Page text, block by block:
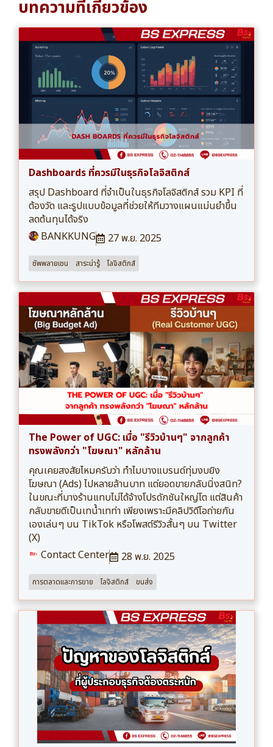
บทความที่เกี่ยวข้อง
Dashboards ที่ควรมีในธุรกิจโลจิสติกส์
สรุป Dashboard ที่จำเป็นในธุรกิจโลจิสติกส์ รวม KPI ที่
ต้องวัด และรูปแบบข้อมูลที่ช่วยให้ทีมวางแผนแม่นยำขึ้น
ลดต้นทุนได้จริง
BANKKUNG
27 พ.ย. 2025
ซัพพลายเชน สาระน่ารู้ โลจิสติกส์
The Power of UGC: เมื่อ "รีวิวบ้านๆ" จากลูกค้า
ทรงพลังกว่า "โฆษณา" หลักล้าน
คุณเคยสงสัยไหมครับว่า ทำไมบางแบรนด์ทุ่มงบยิง
โฆษณา (Ads) ไปหลายล้านบาท แต่ยอดขายกลับนิ่งสนิท?
ในขณะที่บางร้านแทบไม่ได้จ้างโปรดักชันใหญ่โต แต่สินค้า
กลับขายดีเป็นเทน้ำเทท่า เพียงเพราะมีคลิปวิดีโอถ่ายกัน
เองเล่นๆ บน TikTok หรือโพสต์รีวิวสั้นๆ บน Twitter
(X)
Contact Center
28 พ.ย. 2025
การตลาดและการขาย โลจิสติกส์ ขนส่ง